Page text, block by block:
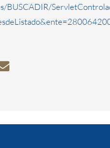
BUSCADIR/